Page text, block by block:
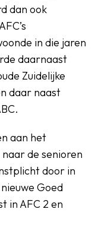
dan ook
in die jaren
daarnaast
Zuidelijke
daar naast
aan het
de senioren
door in
Goed
in AFC 2 en